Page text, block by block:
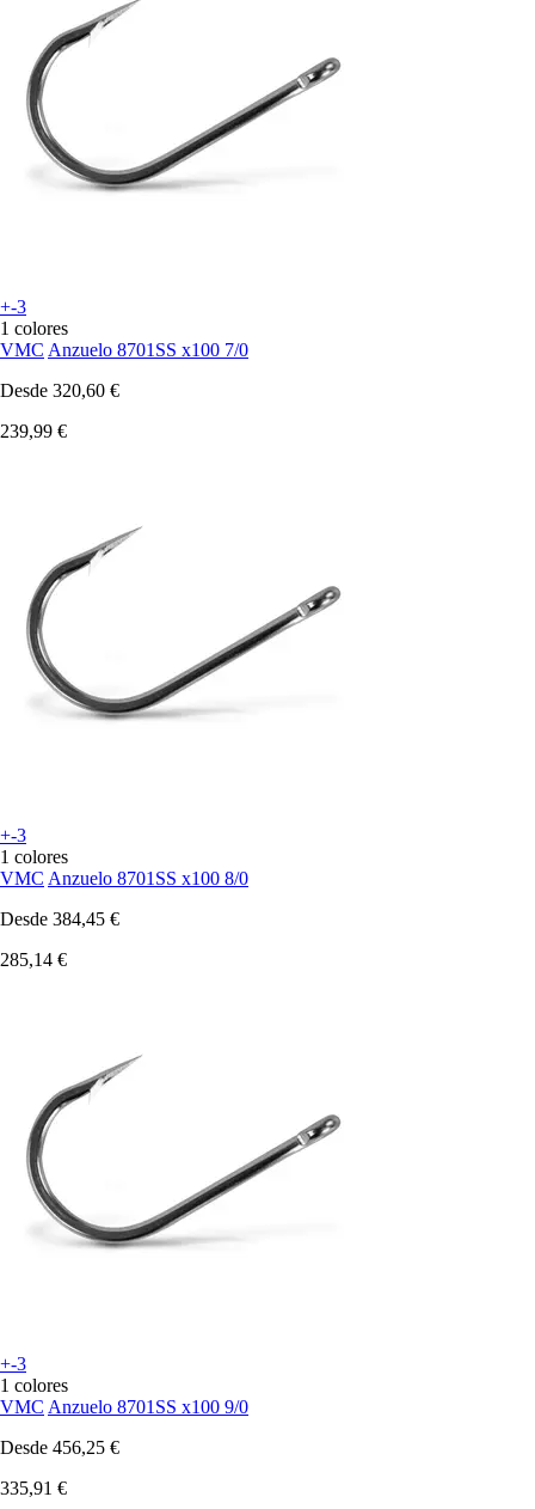
+-3
1 colores
VMC Anzuelo 8701SS x100 7/0
Desde 320,60 €
239,99 €
+-3
1 colores
VMC Anzuelo 8701SS x100 8/0
Desde 384,45 €
285,14 €
+-3
1 colores
VMC Anzuelo 8701SS x100 9/0
Desde 456,25 €
335,91 €